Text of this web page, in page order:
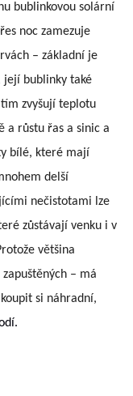
bublinkovou solární
noc zamezuje
– základní je
její bublinky také
zvyšují teplotu
a růstu řas a sinic a
bílé, které mají
delší
nečistotami lze
zůstávají venku i v
většina
– má
si náhradní,